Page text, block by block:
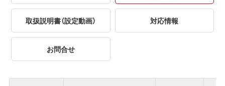
取扱説明書（設定動画） 対応情報
お問合せ